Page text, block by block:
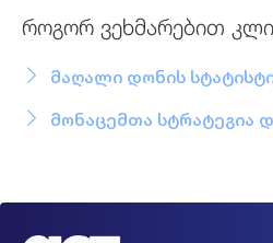
როგორ ვეხმარებით
მაღალი დონის
მონაცემთა სტრატეგია